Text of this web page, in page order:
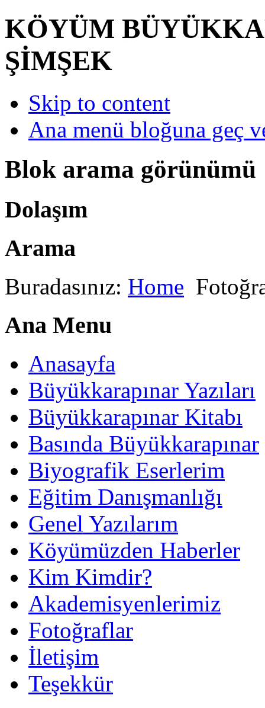
KÖYÜM
ŞİMŞEK
Skip to content
Ana menü bloğuna geç
Blok arama görünümü
Dolaşım
Arama
Buradasınız: Home
Ana Menu
Anasayfa
Büyükkarapınar Yazıları
Büyükkarapınar Kitabı
Basında Büyükkarapınar
Biyografik Eserlerim
Eğitim Danışmanlığı
Genel Yazılarım
Köyümüzden Haberler
Kim Kimdir?
Akademisyenlerimiz
Fotoğraflar
İletişim
Teşekkür